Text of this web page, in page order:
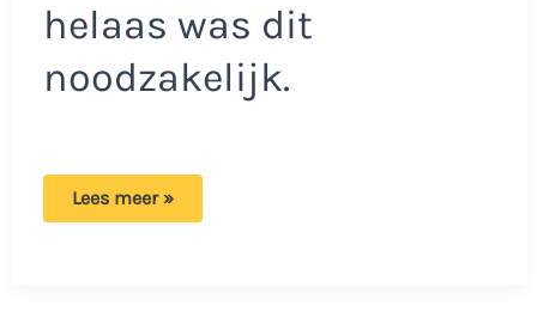
helaas was dit
noodzakelijk.
Gerda
Lees meer »